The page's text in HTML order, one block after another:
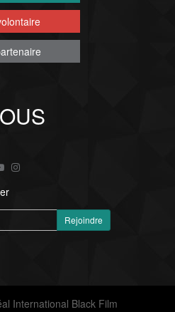
International Black Film